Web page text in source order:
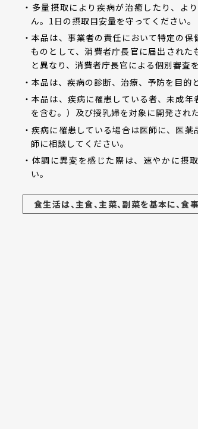
・多量摂取により疾病が治癒したり、よ
ん。1日の摂取目安量を守ってください。
・本品は、事業者の責任において特定の
ものとして、消費者庁長官に届出され
と異なり、消費者庁長官による個別審査
・本品は、疾病の診断、治療、予防を目的
・本品は、疾病に罹患している者、未成
を含む。）及び授乳婦を対象に開発され
・疾病に罹患している場合は医師に、医
師に相談してください。
・体調に異変を感じた際は、速やかに摂
い。
食生活は、主食、主菜、副菜を基本に、食